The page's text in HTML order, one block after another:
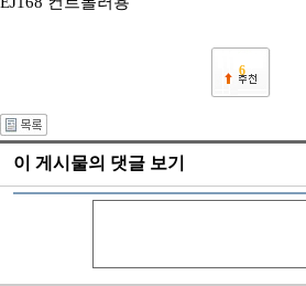
6
이 게시물의 댓글 보기